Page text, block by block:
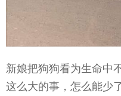
新娘把狗狗看为生命中
这么大的事，怎么能少